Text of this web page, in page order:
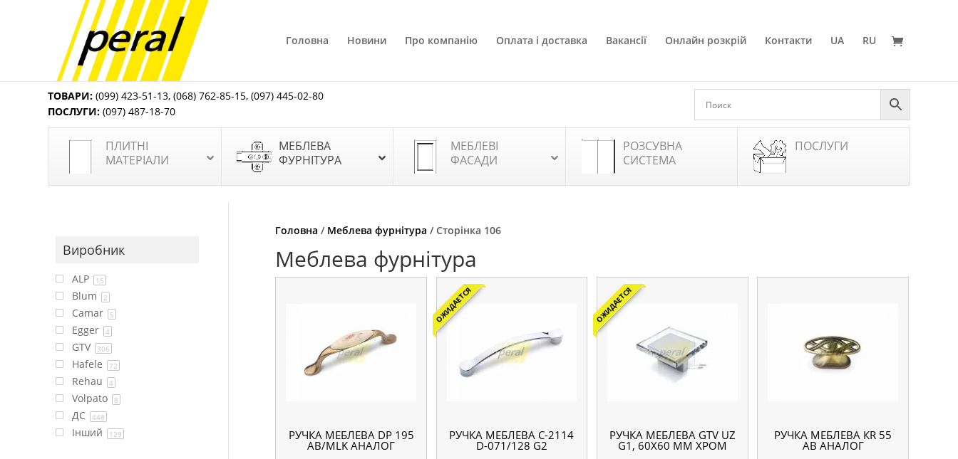
Головна Новини Про компанію Оплата і доставка Вакансії Онлайн розкрій Контакти UA RU
ТОВАРИ: (099) 423-51-13,(068) 762-85-15,(097) 445-02-80
ПОСЛУГИ: (097) 487-18-70
ПЛИТНІ
МАТЕРІАЛИ
МЕБЛЕВА
ФУРНІТУРА
МЕБЛЕВІ
ФАСАДИ
РОЗСУВНА
СИСТЕМА
ПОСЛУГИ
Головна / Меблева фурнітура / Сторінка 106
Меблева фурнітура
РУЧКА МЕБЛЕВА DP 195
АВ/MLK АНАЛОГ
ОЖИДАЕТСЯ
РУЧКА МЕБЛЕВА С-2114
D-071/128 G2
ОЖИДАЕТСЯ
РУЧКА МЕБЛЕВА GTV UZ
G1, 60Х60 ММ ХРОМ
РУЧКА МЕБЛЕВА КR 55
АВ АНАЛОГ
Виробник
ALP 15
Blum 2
Camar 5
Egger 4
GTV 306
Hafele 72
Rehau 4
Volpato 8
ДС 448
Інший 129